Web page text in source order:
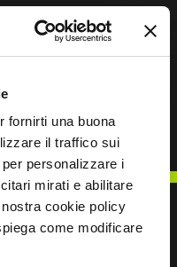
fornirti una buona
il traffico sui
personalizzare i
mirati e abilitare
cookie policy
come modificare